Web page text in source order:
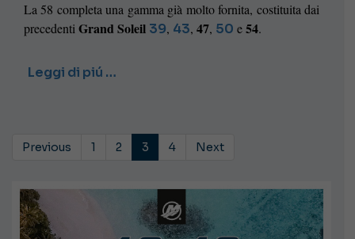
La 58 completa una gamma già molto fornita, costituita dai
precedenti Grand Soleil 39, 43, 47, 50 e54.
Leggi di piú …
Previous 1 2 3 4 Next